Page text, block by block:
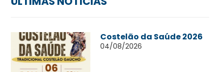
Costelão da Saúde 2026
04/08/2026